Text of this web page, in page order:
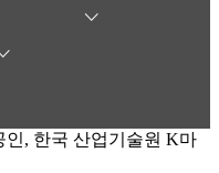
, 한국 산업기술원 K마